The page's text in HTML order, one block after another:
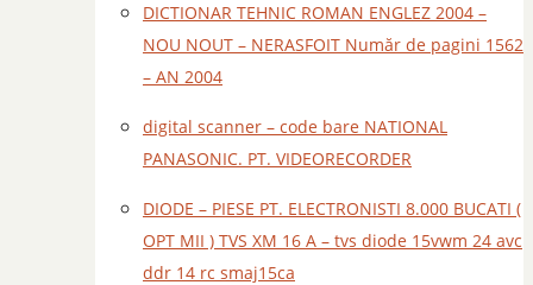
DICTIONAR TEHNIC ROMAN ENGLEZ 2004 –
NOU NOUT – NERASFOIT Număr de pagini 1562
– AN 2004
digital scanner – code bare NATIONAL
PANASONIC. PT. VIDEORECORDER
DIODE – PIESE PT. ELECTRONISTI 8.000 BUCATI (
OPT MII ) TVS XM 16 A – tvs diode 15vwm 24 avc
ddr 14 rc smaj15ca